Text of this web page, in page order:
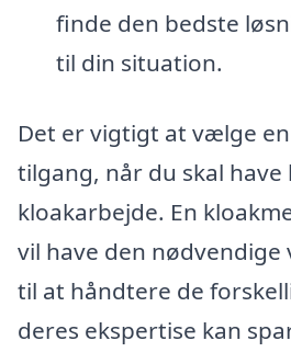
finde den bedste
til din situation.
Det er vigtigt at vælge
tilgang, når du skal
kloakarbejde. En
vil have den
til at håndtere de
deres ekspertise kan